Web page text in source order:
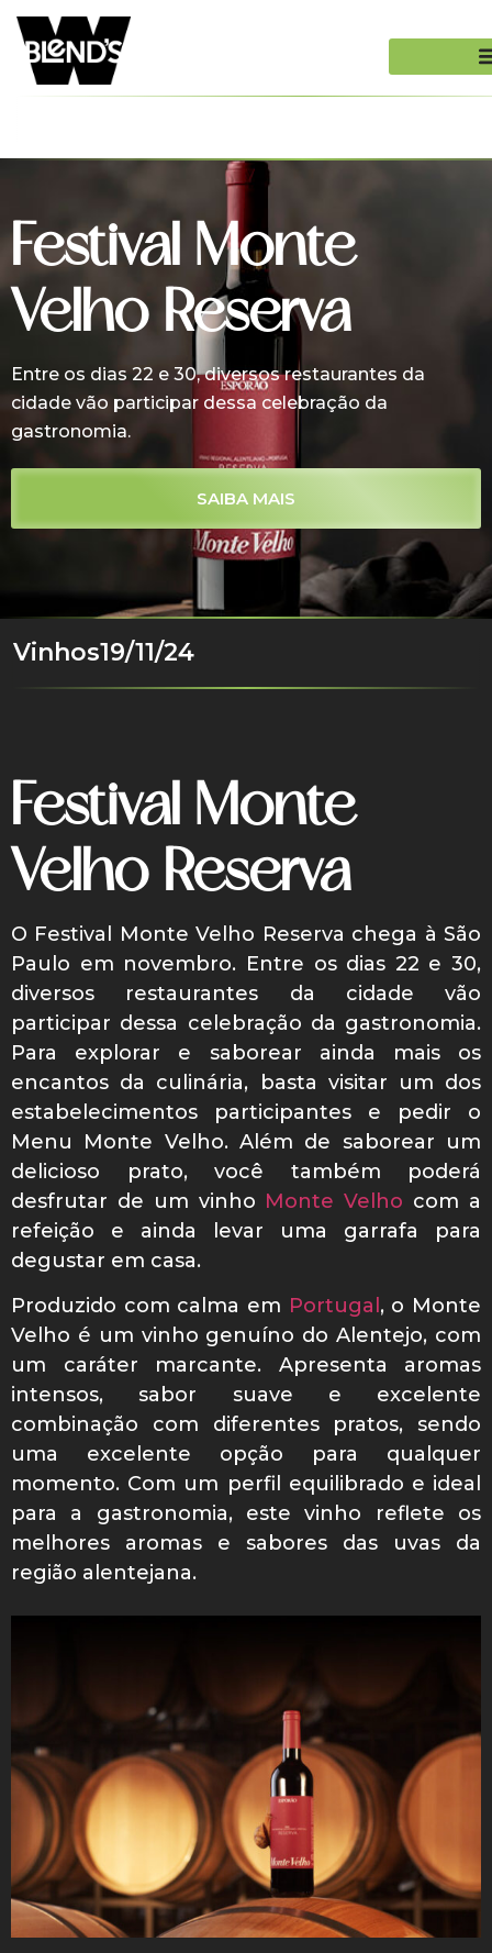
Festival Monte
Velho Reserva
Entre os dias 22 e 30, diversos restaurantes da
cidade vão participar dessa celebração da
gastronomia.
SAIBA MAIS
Vinhos19/11/24
Festival Monte
Velho Reserva
O Festival Monte Velho Reserva chega à São
Paulo em novembro. Entre os dias 22 e 30,
diversos restaurantes da cidade vão
participar dessa celebração da gastronomia.
Para explorar e saborear ainda mais os
encantos da culinária, basta visitar um dos
estabelecimentos participantes e pedir o
Menu Monte Velho. Além de saborear um
delicioso prato, você também poderá
desfrutar de um vinho Monte Velho com a
refeição e ainda levar uma garrafa para
degustar em casa.
Produzido com calma em Portugal , o Monte
Velho é um vinho genuíno do Alentejo, com
um caráter marcante. Apresenta aromas
intensos, sabor suave e excelente
combinação com diferentes pratos, sendo
uma excelente opção para qualquer
momento. Com um perfil equilibrado e ideal
para a gastronomia, este vinho reflete os
melhores aromas e sabores das uvas da
região alentejana.